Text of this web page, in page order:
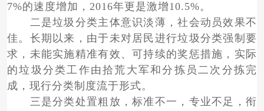
7%的速度增加，2016年更是激增10.5%。
二是垃圾分类主体意识淡薄，社会动员效果不
佳。长期以来，由于未对居民进行垃圾分类强制要
求，未能实施精准有效、可持续的奖惩措施，实际
的垃圾分类工作由拾荒大军和分拣员二次分拣完
成，现行分类制度流于形式。
三是分类处置粗放，标准不一，专业不足，衔